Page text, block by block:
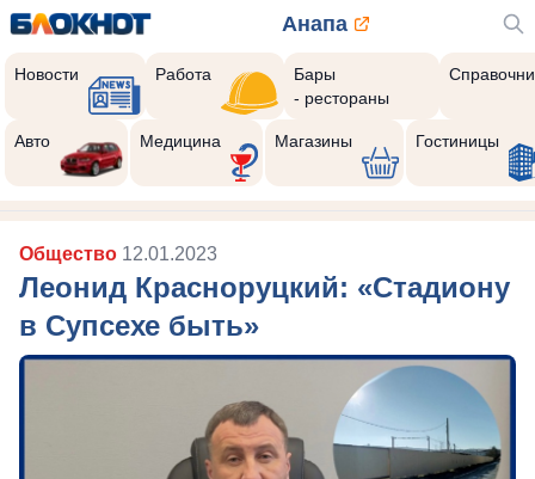
Анапа
Новости Работа
Бары
- рестораны
Авто Медицина Магазины Гостиницы
Общество 12.01.2023
Леонид Красноруцкий: «Стадиону
в Супсехе быть»